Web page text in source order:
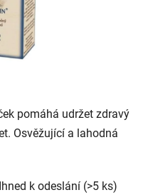
pomáhá udržet zdravý
Osvěžující a lahodná
Ihned k odeslání (>5 ks)